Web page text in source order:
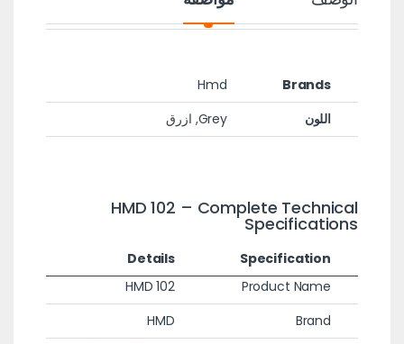
Brands
Hmd
اللون
Grey, ازرق
HMD 102 – Complete Technical
Specifications
Specification
Details
Product Name
HMD 102
Brand
HMD